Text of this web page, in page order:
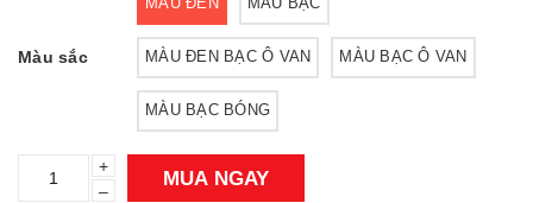
Màu sắc MÀU ĐEN BẠC Ô VAN MÀU BẠC Ô VAN
MÀU BẠC BÓNG
+
–
MUA NGAY